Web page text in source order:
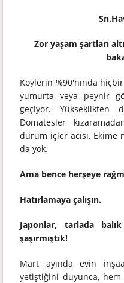
Zor yaşam şartları
Köylerin %90'nında
yumurta veya peynir
geçiyor. Yükseklikten
Domatesler
durum içler acısı.
da yok.
Ama bence herşeye
Hatırlamaya çalışın.
Japonlar, tarlada
şaşırmıştık!
Mart ayında evin
yetiştiğini duyunca, hem